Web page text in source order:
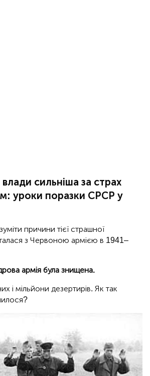
сильніша за страх
уроки поразки СРСР у
причини тієї страшної
з Червоною армією в 1941–
армія була знищена.
і мільйони дезертирів. Як так